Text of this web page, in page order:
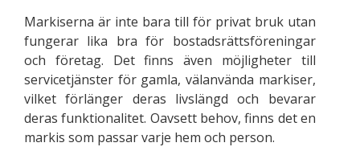
Markiserna är inte bara till för privat bruk utan
fungerar lika bra för bostadsrättsföreningar
och företag. Det finns även möjligheter till
servicetjänster för gamla, välanvända markiser,
vilket förlänger deras livslängd och bevarar
deras funktionalitet. Oavsett behov, finns det en
markis som passar varje hem och person.